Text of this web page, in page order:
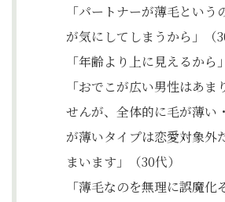
「パートナーが薄毛という
が気にしてしまうから」（
「年齢より上に見えるから
「おでこが広い男性はあま
せんが、全体的に毛が薄い
が薄いタイプは恋愛対象外
まいます」（30代）
「薄毛なのを無理に誤魔化